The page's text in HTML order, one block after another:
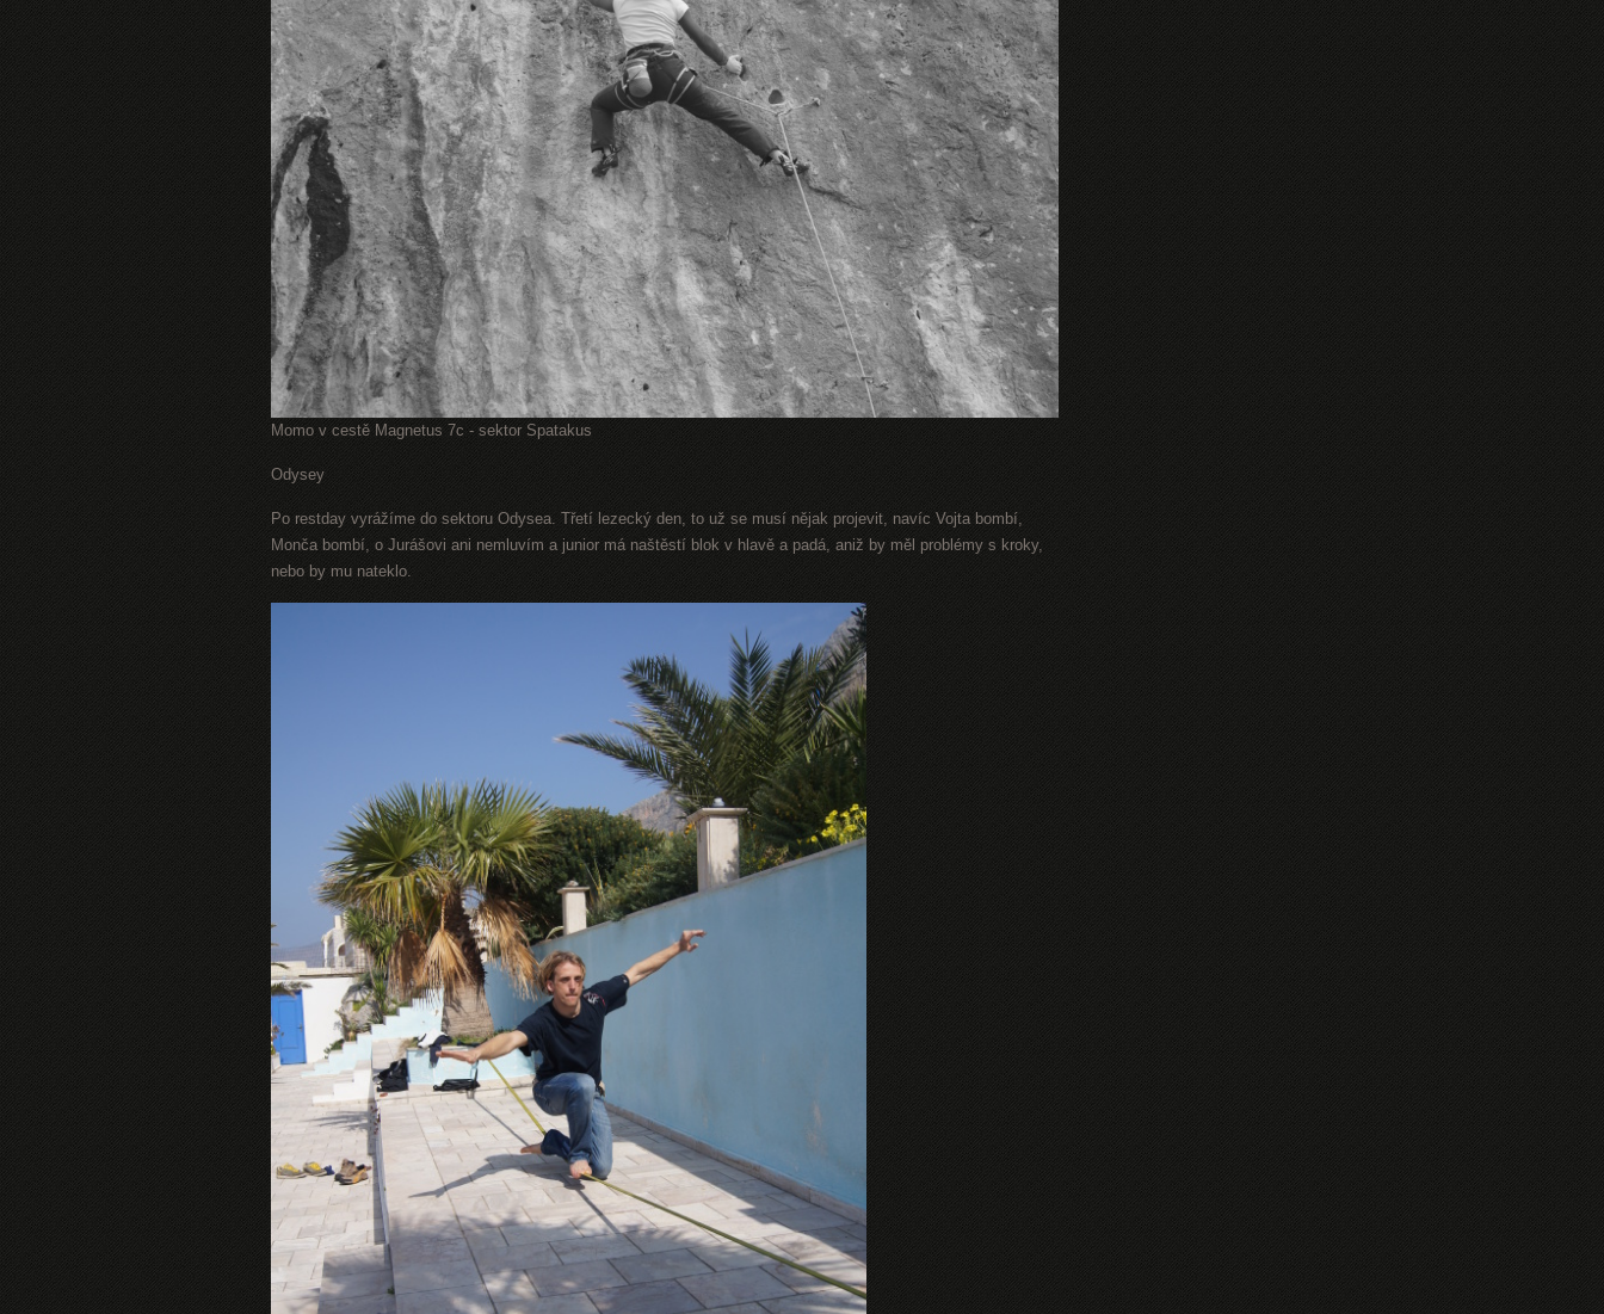
Momo v cestě Magnetus 7c - sektor Spatakus
Odysey
Po restday vyrážíme do sektoru Odysea. Třetí lezecký den, to už se musí nějak projevit, navíc Vojta bombí,
Monča bombí, o Jurášovi ani nemluvím a junior má naštěstí blok v hlavě a padá, aniž by měl problémy s kroky,
nebo by mu nateklo.